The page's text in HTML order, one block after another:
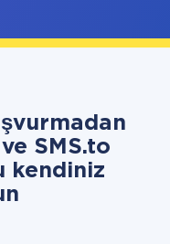
SMS.to
kendiniz